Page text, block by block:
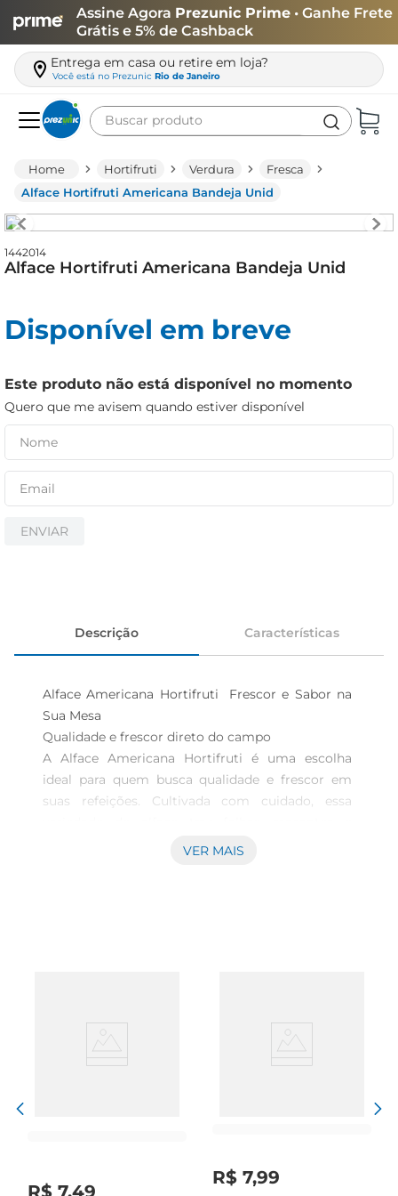
Assine Agora Prezunic Prime • Ganhe Frete
Grátis e 5% de Cashback
Entrega em casa ou retire em loja?
Você está no Prezunic Rio de Janeiro
Buscar produto
Hortifruti Verdura
Fresca
Alface Hortifruti Americana Bandeja Unid
1442014
Alface Hortifruti Americana Bandeja Unid
Disponível em breve
Este produto não está disponível no momento
Quero que me avisem quando estiver disponível
ENVIAR
Descrição Características
Alface Americana Hortifruti  Frescor e Sabor na
Sua Mesa
Qualidade e frescor direto do campo
A Alface Americana Hortifruti é uma escolha
ideal para quem busca qualidade e frescor em
suas refeições. Cultivada com cuidado, essa
suculentas, perfeitas para saladas, sanduíches e
Alface Americana se adapta facilmente ao seu
de fibras, que auxiliam na digestão, e contém
VER MAIS
R$ 7,49
R$ 7,99
leite
queijo
biscoito
papel higiênico
cerveja